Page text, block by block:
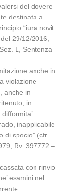
del dovere
destinata a
“iura novit
29/12/2016,
L, Sentenza
anche in
violazione
anche in
in
inapplicabile
di specie” (cfr.
Rv. 397772 –
con rinvio
esamini nel